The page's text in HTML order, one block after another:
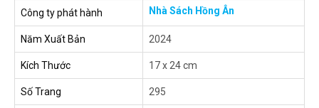
Công ty phát hành Nhà Sách Hồng Ân
Năm Xuất Bản 2024
Kích Thước 17 x 24 cm
Số Trang 295